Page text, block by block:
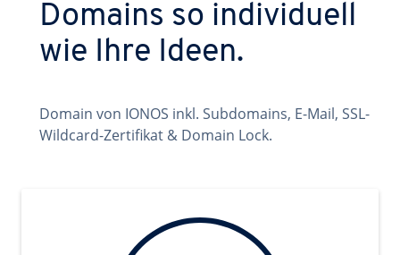
Domains so individuell
wie Ihre Ideen.
Domain von IONOS inkl. Subdomains, E-Mail, SSL-
Wildcard-Zertifikat & Domain Lock.